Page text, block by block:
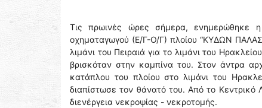
Τις πρωινές ώρες σήμερα, ενημερώθηκε
οχηματαγωγού (Ε/Γ-Ο/Γ) πλοίου “ΚΥΔΩΝ
λιμάνι του Πειραιά για το λιμάνι του
βρισκόταν στην καμπίνα του. Στον άντρα
κατάπλου του πλοίου στο λιμάνι του
διαπίστωσε τον θάνατό του. Από το Κεντρικό
διενέργεια νεκροψίας - νεκροτομής.